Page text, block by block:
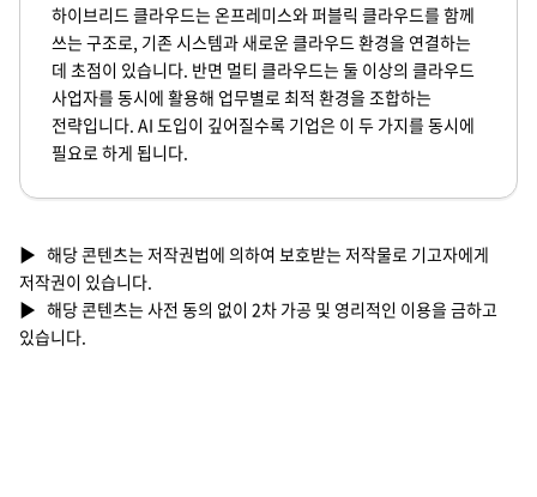
하이브리드 클라우드는 온프레미스와 퍼블릭 클라우드를 함께
쓰는 구조로, 기존 시스템과 새로운 클라우드 환경을 연결하는
데 초점이 있습니다. 반면 멀티 클라우드는 둘 이상의 클라우드
사업자를 동시에 활용해 업무별로 최적 환경을 조합하는
전략입니다. AI 도입이 깊어질수록 기업은 이 두 가지를 동시에
필요로 하게 됩니다.
▶ 해당 콘텐츠는 저작권법에 의하여 보호받는 저작물로 기고자에게
저작권이 있습니다.
▶ 해당 콘텐츠는 사전 동의 없이 2차 가공 및 영리적인 이용을 금하고
있습니다.